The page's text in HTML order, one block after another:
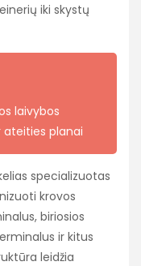
iki skystų
laivybos
ateities planai
specializuotas
krovos
biriosios
ir kitus
leidžia